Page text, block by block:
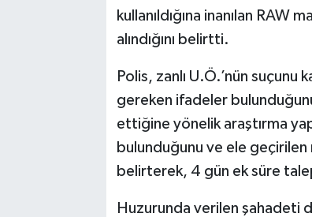
kullanıldığına inanılan RAW
alındığını belirtti.
Polis, zanlı U.Ö.’nün
gereken ifadeler
ettiğine yönelik araştırma
bulunduğunu ve ele
belirterek, 4 gün ek süre
Huzurunda verilen şahadeti